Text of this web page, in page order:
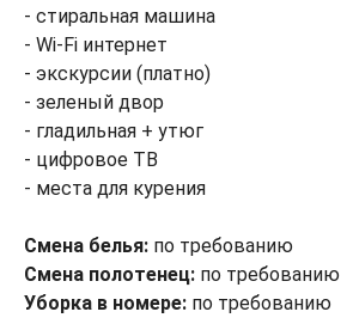
- стиральная машина
- Wi-Fi интернет
- экскурсии (платно)
- зеленый двор
- гладильная + утюг
- цифровое ТВ
- места для курения
Смена белья: по требованию
Смена полотенец: по требованию
Уборка в номере: по требованию